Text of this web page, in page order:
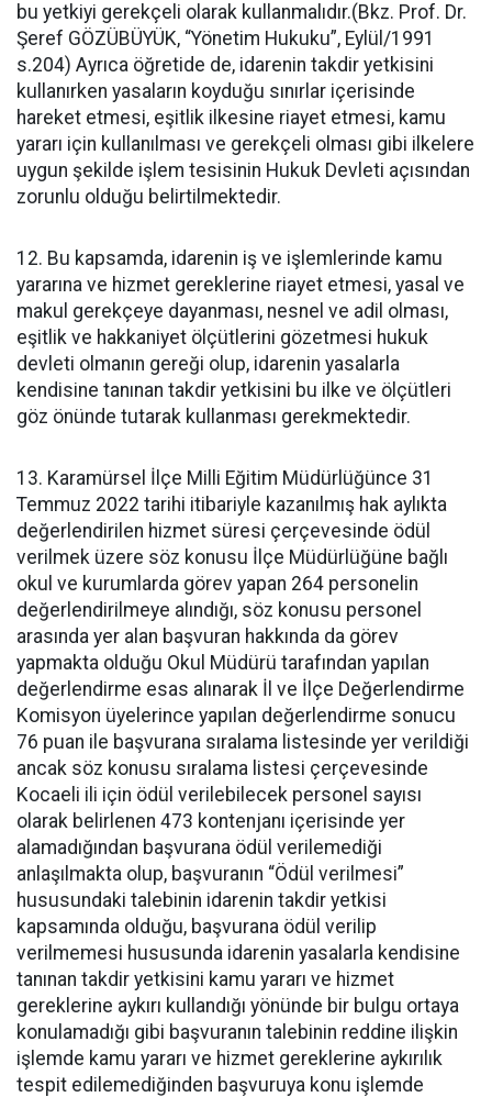
bu yetkiyi gerekçeli olarak kullanmalıdır.(Bkz. Prof. Dr.
Şeref GÖZÜBÜYÜK, “Yönetim Hukuku”, Eylül/1991
s.204) Ayrıca öğretide de, idarenin takdir yetkisini
kullanırken yasaların koyduğu sınırlar içerisinde
hareket etmesi, eşitlik ilkesine riayet etmesi, kamu
yararı için kullanılması ve gerekçeli olması gibi ilkelere
uygun şekilde işlem tesisinin Hukuk Devleti açısından
zorunlu olduğu belirtilmektedir.
12. Bu kapsamda, idarenin iş ve işlemlerinde kamu
yararına ve hizmet gereklerine riayet etmesi, yasal ve
makul gerekçeye dayanması, nesnel ve adil olması,
eşitlik ve hakkaniyet ölçütlerini gözetmesi hukuk
devleti olmanın gereği olup, idarenin yasalarla
kendisine tanınan takdir yetkisini bu ilke ve ölçütleri
göz önünde tutarak kullanması gerekmektedir.
13. Karamürsel İlçe Milli Eğitim Müdürlüğünce 31
Temmuz 2022 tarihi itibariyle kazanılmış hak aylıkta
değerlendirilen hizmet süresi çerçevesinde ödül
verilmek üzere söz konusu İlçe Müdürlüğüne bağlı
okul ve kurumlarda görev yapan 264 personelin
değerlendirilmeye alındığı, söz konusu personel
arasında yer alan başvuran hakkında da görev
yapmakta olduğu Okul Müdürü tarafından yapılan
değerlendirme esas alınarak İl ve İlçe Değerlendirme
Komisyon üyelerince yapılan değerlendirme sonucu
76 puan ile başvurana sıralama listesinde yer verildiği
ancak söz konusu sıralama listesi çerçevesinde
Kocaeli ili için ödül verilebilecek personel sayısı
olarak belirlenen 473 kontenjanı içerisinde yer
alamadığından başvurana ödül verilemediği
anlaşılmakta olup, başvuranın “Ödül verilmesi”
hususundaki talebinin idarenin takdir yetkisi
kapsamında olduğu, başvurana ödül verilip
verilmemesi hususunda idarenin yasalarla kendisine
tanınan takdir yetkisini kamu yararı ve hizmet
gereklerine aykırı kullandığı yönünde bir bulgu ortaya
konulamadığı gibi başvuranın talebinin reddine ilişkin
işlemde kamu yararı ve hizmet gereklerine aykırılık
tespit edilemediğinden başvuruya konu işlemde